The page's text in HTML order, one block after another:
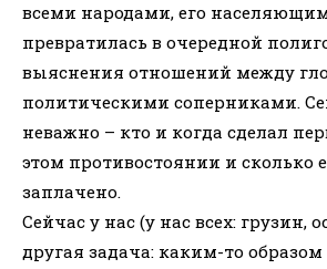
всеми народами, его
превратилась в очередной
выяснения отношений между
политическими соперниками.
неважно – кто и когда сделал
этом противостоянии и сколько
заплачено.
Сейчас у нас (у нас всех: грузин,
другая задача: каким-то